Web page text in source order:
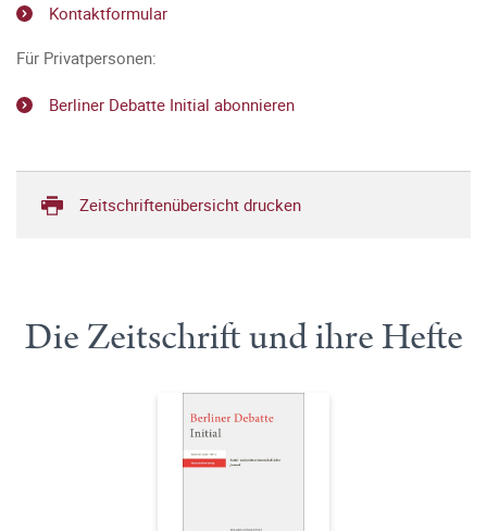
Kontaktformular
Für Privatpersonen:
Berliner Debatte Initial abonnieren
Zeitschriftenübersicht drucken
Die Zeitschrift und ihre Hefte